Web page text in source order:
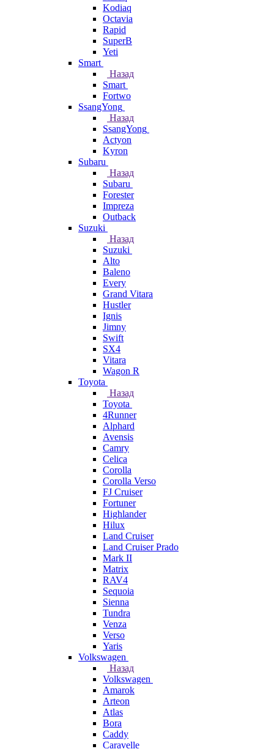
Kodiaq
Octavia
Rapid
SuperB
Yeti
Smart
Назад
Smart
Fortwo
SsangYong
Назад
SsangYong
Actyon
Kyron
Subaru
Назад
Subaru
Forester
Impreza
Outback
Suzuki
Назад
Suzuki
Alto
Baleno
Every
Grand Vitara
Hustler
Ignis
Jimny
Swift
SX4
Vitara
Wagon R
Toyota
Назад
Toyota
4Runner
Alphard
Avensis
Camry
Celica
Corolla
Corolla Verso
FJ Cruiser
Fortuner
Highlander
Hilux
Land Cruiser
Land Cruiser Prado
Mark II
Matrix
RAV4
Sequoia
Sienna
Tundra
Venza
Verso
Yaris
Volkswagen
Назад
Volkswagen
Amarok
Arteon
Atlas
Bora
Caddy
Caravelle